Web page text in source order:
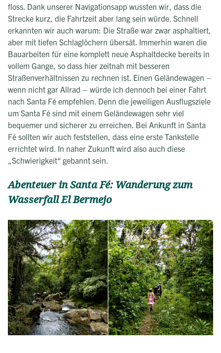
floss. Dank unserer Navigationsapp wussten wir, dass die
Strecke kurz, die Fahrtzeit aber lang sein würde. Schnell
erkannten wir auch warum: Die Straße war zwar asphaltiert,
aber mit tiefen Schlaglöchern übersät. Immerhin waren die
Bauarbeiten für eine komplett neue Asphaltdecke bereits in
vollem Gange, so dass hier zeitnah mit besseren
Straßenverhältnissen zu rechnen ist. Einen Geländewagen –
wenn nicht gar Allrad – würde ich dennoch bei einer Fahrt
nach Santa Fé empfehlen. Denn die jeweiligen Ausflugsziele
um Santa Fé sind mit einem Geländewagen sehr viel
bequemer und sicherer zu erreichen. Bei Ankunft in Santa
Fé sollten wir auch feststellen, dass eine erste Tankstelle
errichtet wird. In naher Zukunft wird also auch diese
„Schwierigkeit“ gebannt sein.
Abenteuer in Santa Fé: Wanderung zum
Wasserfall El Bermejo